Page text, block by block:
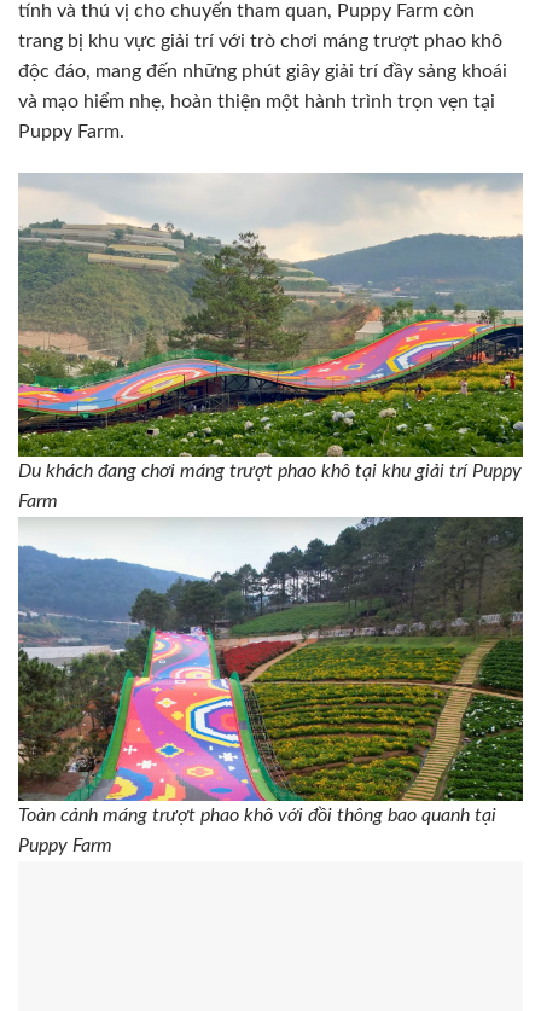
tính và thú vị cho chuyến tham quan, Puppy Farm còn
trang bị khu vực giải trí với trò chơi máng trượt phao khô
độc đáo, mang đến những phút giây giải trí đầy sảng khoái
và mạo hiểm nhẹ, hoàn thiện một hành trình trọn vẹn tại
Puppy Farm.
Du khách đang chơi máng trượt phao khô tại khu giải trí Puppy
Farm
Toàn cảnh máng trượt phao khô với đồi thông bao quanh tại
Puppy Farm